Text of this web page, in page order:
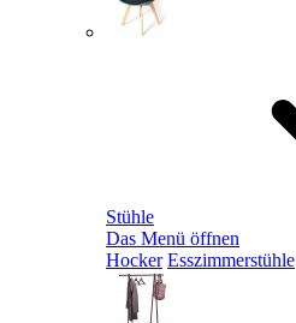
Stühle
Das Menü öffnen
Hocker Esszimmerstühle